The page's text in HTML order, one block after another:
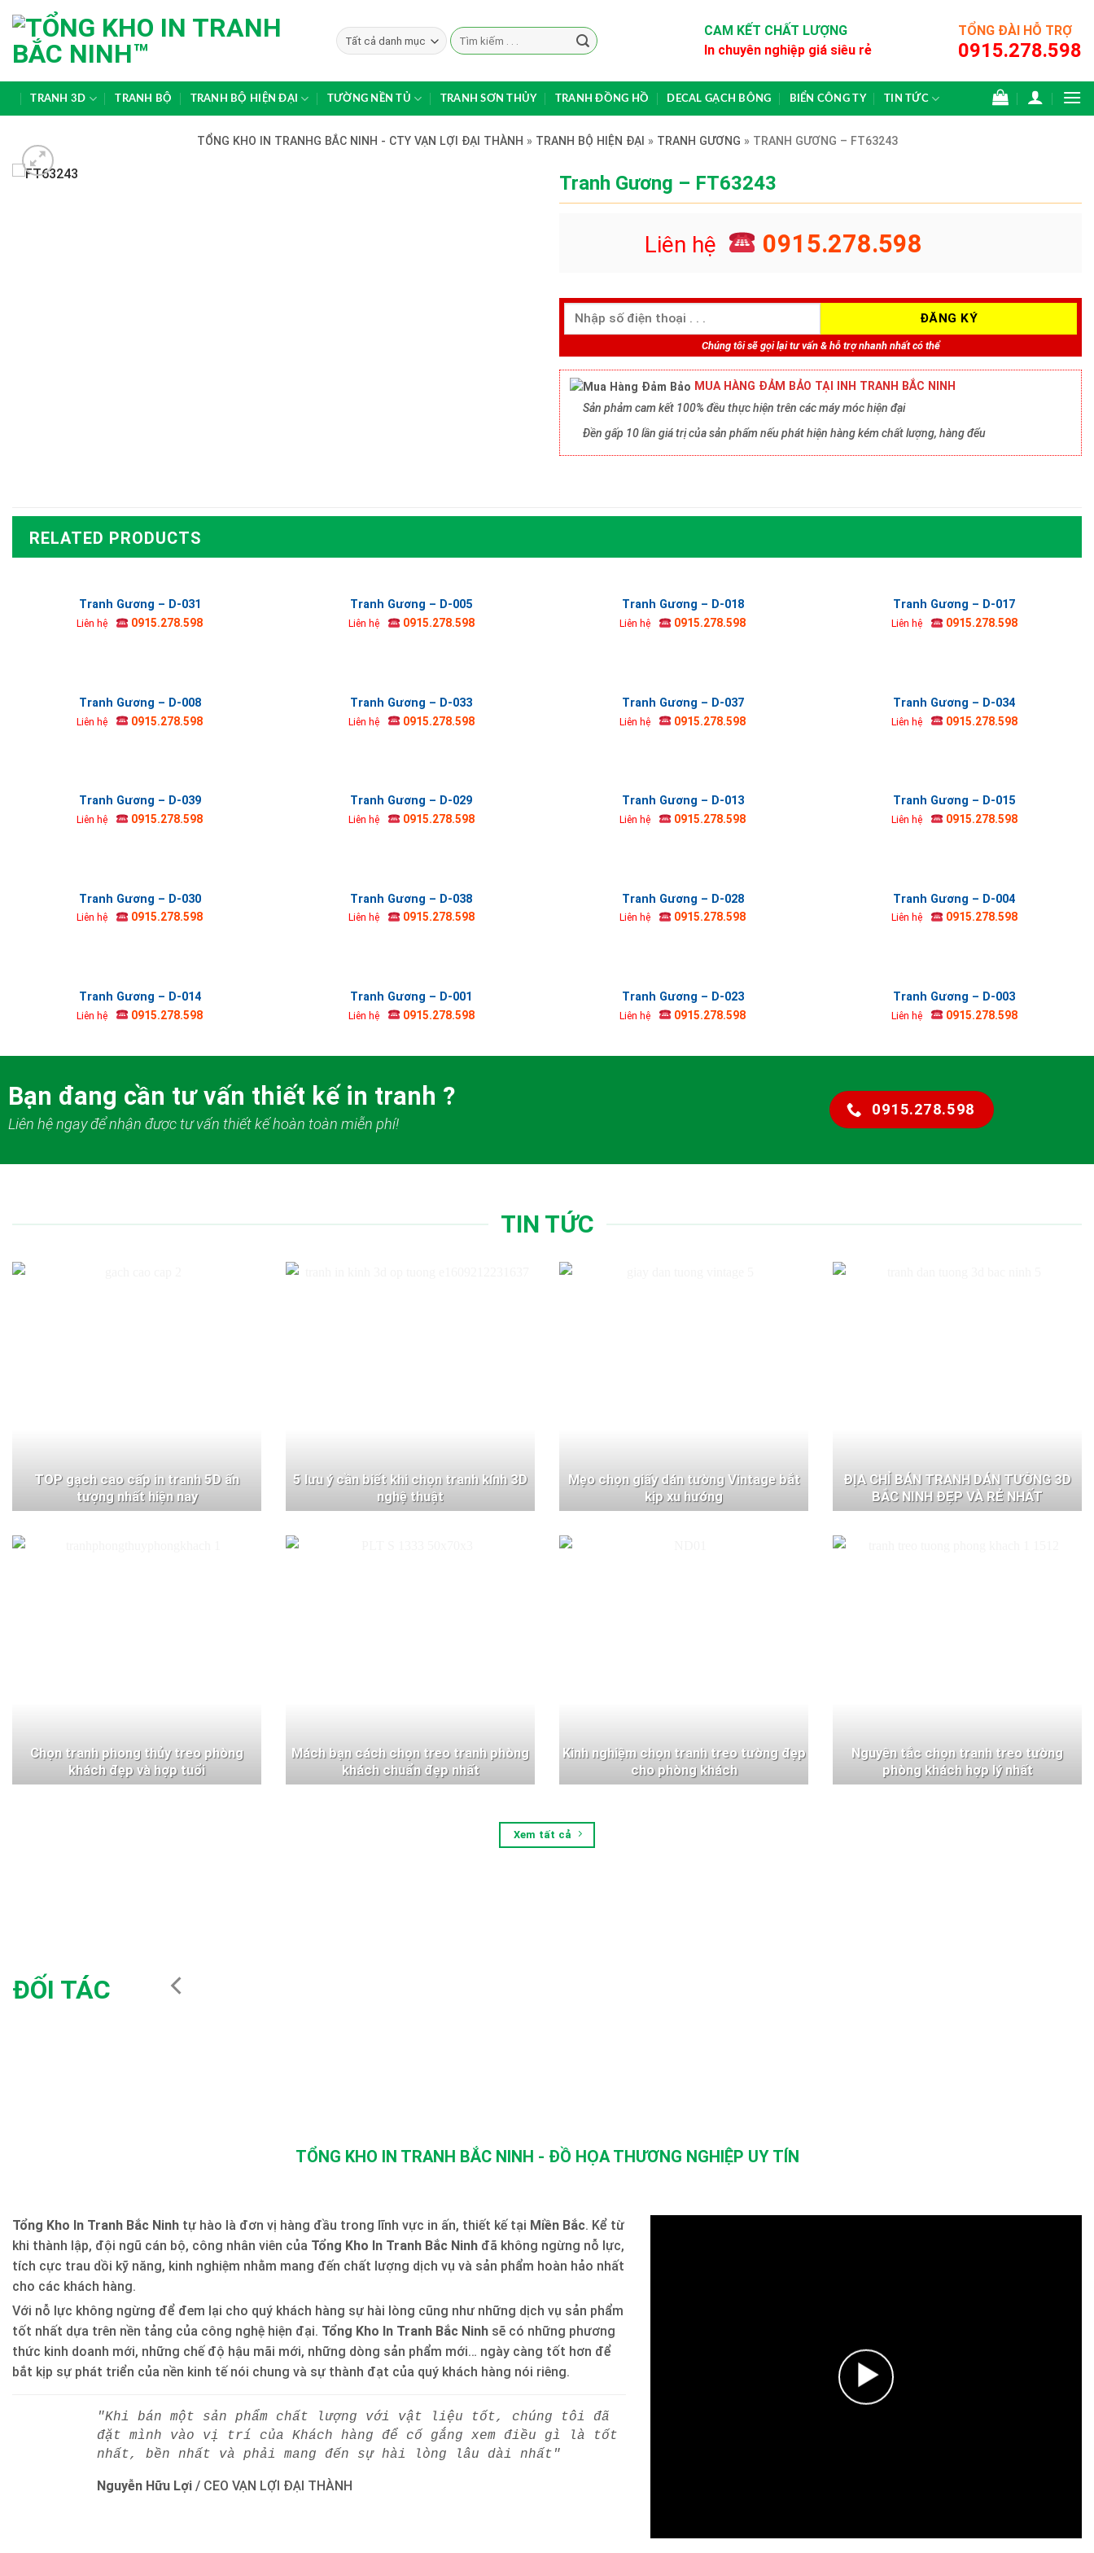
to
content
Search
for:
CAM KẾT CHẤT LƯỢNG
In chuyên nghiệp giá siêu rẻ
TỔNG ĐÀI HỖ TRỢ
0915.278.598
TRANH 3D TRANH BỘ TRANH BỘ HIỆN ĐẠI TƯỜNG NỀN TỦ TRANH SƠN THỦY TRANH ĐỒNG HỒ DECAL GẠCH BÔNG BIỂN CÔNG TY TIN TỨC
TỔNG KHO IN TRANHG BẮC NINH - CTY VẠN LỢI ĐẠI THÀNH » TRANH BỘ HIỆN ĐẠI » TRANH GƯƠNG » TRANH GƯƠNG – FT63243
Tranh Gương – FT63243
Liên hệ 0915.278.598
Chúng tôi sẽ gọi lại tư vấn & hỗ trợ nhanh nhất có thể
MUA HÀNG ĐẢM BẢO TẠI INH TRANH BẮC NINH
Sản phảm cam kết 100% đều thực hiện trên các máy móc hiện đại
Đền gấp 10 lần giá trị của sản phẩm nếu phát hiện hàng kém chất lượng, hàng đểu
RELATED PRODUCTS
Tranh Gương – D-031
Liên hệ 0915.278.598
Tranh Gương – D-005
Liên hệ 0915.278.598
Tranh Gương – D-018
Liên hệ 0915.278.598
Tranh Gương – D-017
Liên hệ 0915.278.598
Tranh Gương – D-008
Liên hệ 0915.278.598
Tranh Gương – D-033
Liên hệ 0915.278.598
Tranh Gương – D-037
Liên hệ 0915.278.598
Tranh Gương – D-034
Liên hệ 0915.278.598
Tranh Gương – D-039
Liên hệ 0915.278.598
Tranh Gương – D-029
Liên hệ 0915.278.598
Tranh Gương – D-013
Liên hệ 0915.278.598
Tranh Gương – D-015
Liên hệ 0915.278.598
Tranh Gương – D-030
Liên hệ 0915.278.598
Tranh Gương – D-038
Liên hệ 0915.278.598
Tranh Gương – D-028
Liên hệ 0915.278.598
Tranh Gương – D-004
Liên hệ 0915.278.598
Tranh Gương – D-014
Liên hệ 0915.278.598
Tranh Gương – D-001
Liên hệ 0915.278.598
Tranh Gương – D-023
Liên hệ 0915.278.598
Tranh Gương – D-003
Liên hệ 0915.278.598
Bạn đang cần tư vấn thiết kế in tranh ?
Liên hệ ngay để nhận được tư vấn thiết kế hoàn toàn miễn phí!
0915.278.598
TIN TỨC
TOP gạch cao cấp in tranh 5D ấn
tượng nhất hiện nay
5 lưu ý cần biết khi chọn tranh kính 3D
nghệ thuật
Mẹo chọn giấy dán tường Vintage bắt
kịp xu hướng
ĐỊA CHỈ BÁN TRANH DÁN TƯỜNG 3D
BẮC NINH ĐẸP VÀ RẺ NHẤT
Chọn tranh phong thủy treo phòng
khách đẹp và hợp tuổi
Mách bạn cách chọn treo tranh phòng
khách chuẩn đẹp nhất
Kinh nghiệm chọn tranh treo tường đẹp
cho phòng khách
Nguyên tắc chọn tranh treo tường
phòng khách hợp lý nhất
Xem tất cả
ĐỐI TÁC
TỔNG KHO IN TRANH BẮC NINH - ĐỒ HỌA THƯƠNG NGHIỆP UY TÍN
Tổng Kho In Tranh Bắc Ninh tự hào là đơn vị hàng đầu trong lĩnh vực in ấn, thiết kế tại Miền Bắc. Kể từ
khi thành lập, đội ngũ cán bộ, công nhân viên của Tổng Kho In Tranh Bắc Ninh đã không ngừng nỗ lực,
tích cực trau dồi kỹ năng, kinh nghiệm nhằm mang đến chất lượng dịch vụ và sản phẩm hoàn hảo nhất
cho các khách hàng.
Với nỗ lực không ngừng để đem lại cho quý khách hàng sự hài lòng cũng như những dịch vụ sản phẩm
tốt nhất dựa trên nền tảng của công nghệ hiện đại. Tổng Kho In Tranh Bắc Ninh sẽ có những phương
thức kinh doanh mới, những chế độ hậu mãi mới, những dòng sản phẩm mới… ngày càng tốt hơn để
bắt kịp sự phát triển của nền kinh tế nói chung và sự thành đạt của quý khách hàng nói riêng.
"Khi bán một sản phẩm chất lượng với vật liệu tốt, chúng tôi đã
đặt mình vào vị trí của Khách hàng để cố gắng xem điều gì là tốt
nhất, bền nhất và phải mang đến sự hài lòng lâu dài nhất"
Nguyễn Hữu Lợi / CEO VẠN LỢI ĐẠI THÀNH